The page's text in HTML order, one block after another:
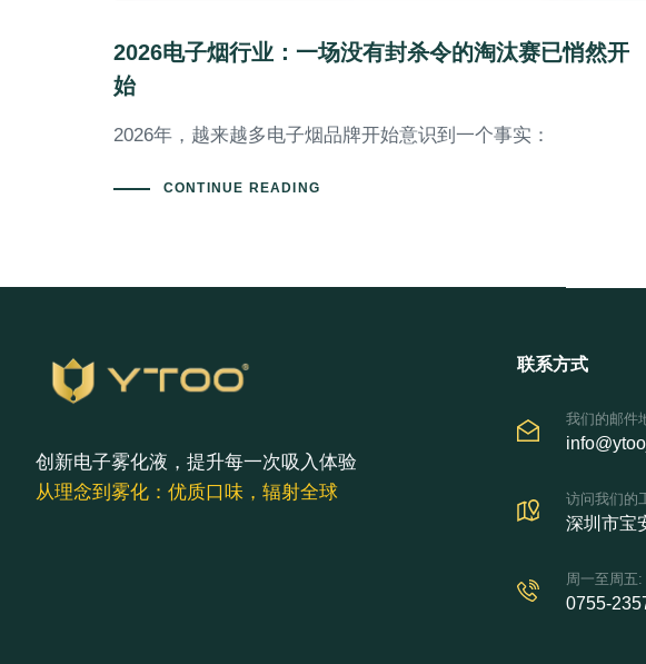
2026电子烟行业：一场没有封杀令的淘汰赛已悄然开
始
2026年，越来越多电子烟品牌开始意识到一个事实：
CONTINUE READING
创新电子雾化液，提升每一次吸入体验
从理念到雾化：优质口味，辐射全球
联系方式
我们的邮件
访问我们的
深圳市宝
周一至周五:
0755-